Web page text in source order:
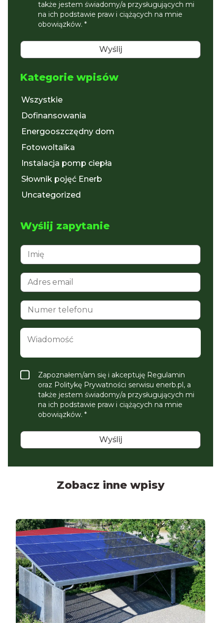
także jestem świadomy/a przysługujących mi
na ich podstawie praw i ciążących na mnie
obowiązków. *
Kategorie wpisów
Wszystkie
Dofinansowania
Energooszczędny dom
Fotowoltaika
Instalacja pomp ciepła
Słownik pojęć Enerb
Uncategorized
Wyślij zapytanie
Zapoznałem/am się i akceptuję Regulamin
oraz Politykę Prywatności serwisu enerb.pl, a
także jestem świadomy/a przysługujących mi
na ich podstawie praw i ciążących na mnie
obowiązków. *
Zobacz inne wpisy